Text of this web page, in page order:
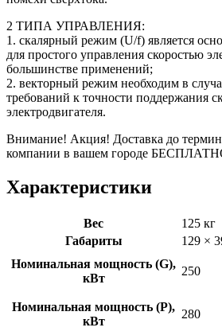
2 ТИПА УПРАВЛЕНИЯ:
1. скалярный режим (U/f) является
для простого управления скоростью
большинстве применений;
2. векторный режим необходим в
требований к точности поддержания
электродвигателя.
Внимание! Акция! Доставка до
компании в вашем городе
Характеристики
Вес
125 кг
Габариты
129 ×
Номинальная мощность (G),
кВт
250
Номинальная мощность (P),
кВт
280